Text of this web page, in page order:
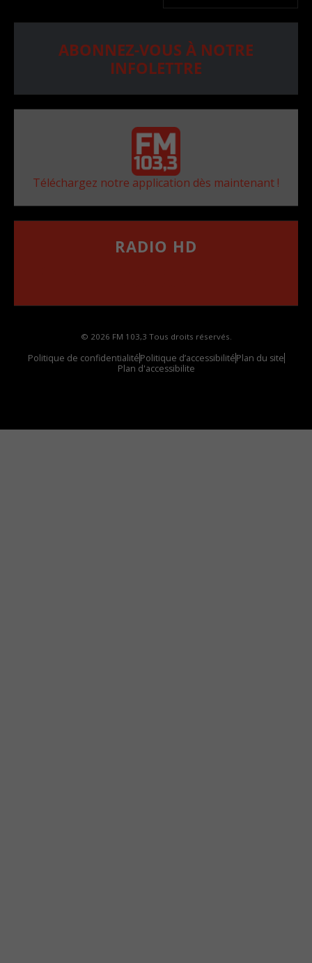
ABONNEZ-VOUS À NOTRE
INFOLETTRE
Téléchargez notre application dès maintenant !
RADIO HD
© 2026 FM 103,3 Tous droits réservés.
Politique de confidentialitéPolitique d’accessibilitéPlan du site
Plan d'accessibilite